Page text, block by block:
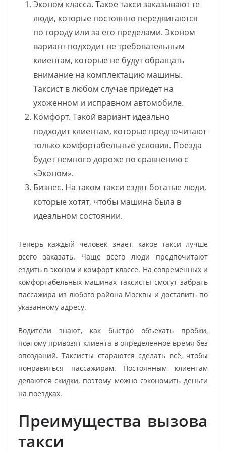
Эконом класса. Такое такси заказывают те
люди, которые постоянно передвигаются
по городу или за его пределами. Эконом
вариант подходит не требовательным
клиентам, которые не будут обращать
внимание на комплектацию машины.
Таксист в любом случае приедет на
ухоженном и исправном автомобиле.
Комфорт. Такой вариант идеально
подходит клиентам, которые предпочитают
только комфортабельные условия. Поезда
будет немного дороже по сравнению с
«Эконом».
Бизнес. На таком такси ездят богатые люди,
которые хотят, чтобы машина была в
идеальном состоянии.
Теперь каждый человек знает, какое такси лучше
всего заказать. Чаще всего люди предпочитают
ездить в эконом и комфорт классе. На современных и
комфортабельных машинах таксисты смогут забрать
пассажира из любого района Москвы и доставить по
указанному адресу.
Водители знают, как быстро объехать пробки,
поэтому привозят клиента в определенное время без
опозданий. Таксисты стараются сделать всё, чтобы
понравиться пассажирам. Постоянным клиентам
делаются скидки, поэтому можно сэкономить деньги
на поездках.
Преимущества вызова
такси